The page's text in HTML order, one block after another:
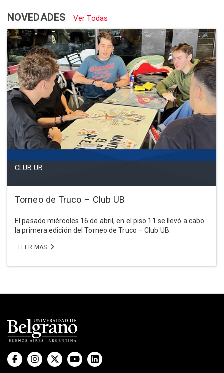
NOVEDADES Ver Todas
CLUB UB
Torneo de Truco – Club UB
El pasado miércoles 16 de abril, en el piso 11 se llevó a cabo
la primera edición del Torneo de Truco – Club UB.
LEER MÁS